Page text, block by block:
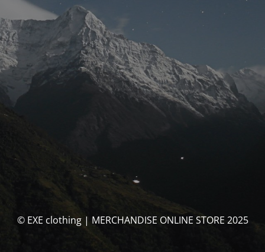
© EXE clothing | MERCHANDISE ONLINE STORE 2025